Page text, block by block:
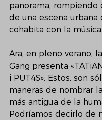
panorama, rompiendo
de una escena urbana
cohabita con la
Ara, en pleno verano, la
Gang presenta
i PUT4S». Estos, son
maneras de nombrar
más antigua de la
Podríamos decirlo de